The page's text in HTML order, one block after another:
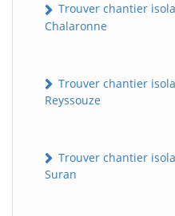
Trouver chantier
Chalaronne
Trouver chantier
Reyssouze
Trouver chantier
Suran